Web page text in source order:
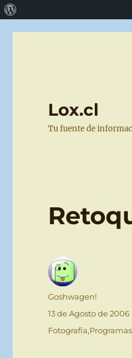
Lox.cl
Tu fuente de
Autor
Goshwagen!
Publicado
13 de Agosto de 2006
Categorías
Fotografía,Programas